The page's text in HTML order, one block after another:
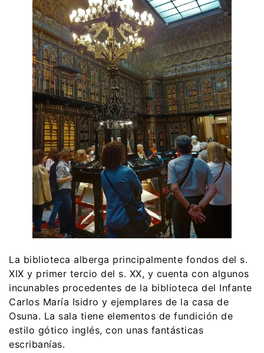
La biblioteca alberga principalmente fondos del s.
XIX y primer tercio del s. XX, y cuenta con algunos
incunables procedentes de la biblioteca del Infante
Carlos María Isidro y ejemplares de la casa de
Osuna. La sala tiene elementos de fundición de
estilo gótico inglés, con unas fantásticas
escribanías.